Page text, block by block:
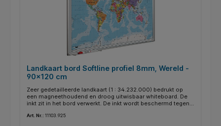
Landkaart bord Softline profiel 8mm, Wereld -
90x120 cm
Zeer gedetailleerde landkaart (1 : 34.232.000) bedrukt op
een magneethoudend en droog uitwisbaar whiteboard. De
inkt zit in het bord verwerkt. De inkt wordt beschermd tegen
aanvraag. Voorzien van geanodiseerd softline profiel.
Art. Nr.: 11103.925